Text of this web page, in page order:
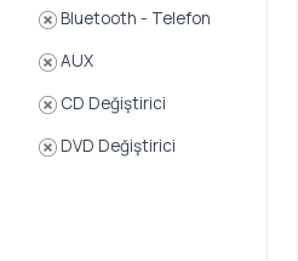
Bluetooth - Telefon
AUX
CD Değiştirici
DVD Değiştirici